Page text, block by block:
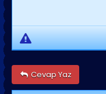
Cevap Yaz